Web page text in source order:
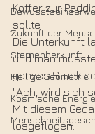
Zukunft der
Sternenherkunft
Heilige Geometrie
Kosmische Energie
Koffer zur
sollte.
Die Unterkunft
und man
ganzes Stück
"Ach, wird sich
Mit diesem
losgeflogen.